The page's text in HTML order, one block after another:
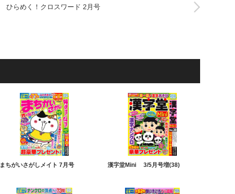
ひらめく！クロスワード 2月号
まちがいさがしメイト 7月号 漢字堂Mini 3/5月号増(38)